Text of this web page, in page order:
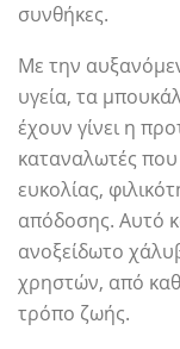
συνθήκες.
Με την
υγεία, τα
έχουν γίνει η
καταναλωτές
ευκολίας,
απόδοσης. Αυτό
ανοξείδωτο
χρηστών, από
τρόπο ζωής.